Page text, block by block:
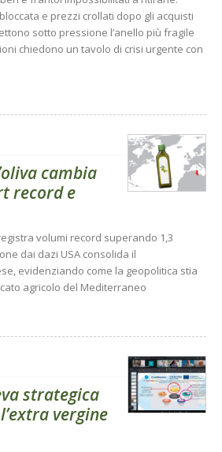
e prezzi crollati dopo gli acquisti
sotto pressione l’anello più fragile
chiedono un tavolo di crisi urgente con
cambia
record e
volumi record superando 1,3
dai dazi USA consolida il
evidenziando come la geopolitica stia
agricolo del Mediterraneo
strategica
vergine